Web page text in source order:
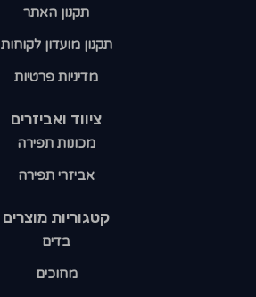
קטגוריות מוצרים​
בדים
מחוכים
ציווד ואביזרים
מכונות תפירה
אביזרי תפירה
תקנון האתר
תקנון מועדון לקוחות
מדיניות פרטיות